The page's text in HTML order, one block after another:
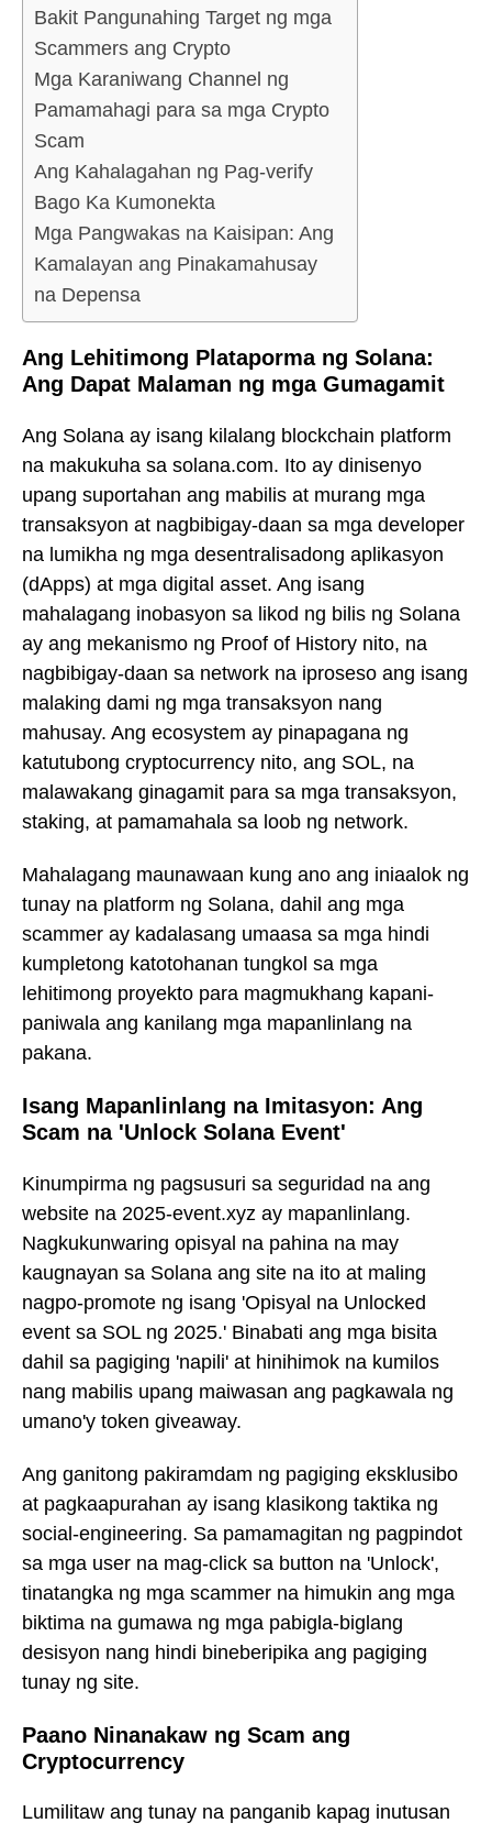
Bakit Pangunahing Target ng mga
Scammers ang Crypto
Mga Karaniwang Channel ng
Pamamahagi para sa mga Crypto
Scam
Ang Kahalagahan ng Pag-verify
Bago Ka Kumonekta
Mga Pangwakas na Kaisipan: Ang
Kamalayan ang Pinakamahusay
na Depensa
Ang Lehitimong Plataporma ng Solana:
Ang Dapat Malaman ng mga Gumagamit
Ang Solana ay isang kilalang blockchain platform
na makukuha sa solana.com. Ito ay dinisenyo
upang suportahan ang mabilis at murang mga
transaksyon at nagbibigay-daan sa mga developer
na lumikha ng mga desentralisadong aplikasyon
(dApps) at mga digital asset. Ang isang
mahalagang inobasyon sa likod ng bilis ng Solana
ay ang mekanismo ng Proof of History nito, na
nagbibigay-daan sa network na iproseso ang isang
malaking dami ng mga transaksyon nang
mahusay. Ang ecosystem ay pinapagana ng
katutubong cryptocurrency nito, ang SOL, na
malawakang ginagamit para sa mga transaksyon,
staking, at pamamahala sa loob ng network.
Mahalagang maunawaan kung ano ang iniaalok ng
tunay na platform ng Solana, dahil ang mga
scammer ay kadalasang umaasa sa mga hindi
kumpletong katotohanan tungkol sa mga
lehitimong proyekto para magmukhang kapani-
paniwala ang kanilang mga mapanlinlang na
pakana.
Isang Mapanlinlang na Imitasyon: Ang
Scam na 'Unlock Solana Event'
Kinumpirma ng pagsusuri sa seguridad na ang
website na 2025-event.xyz ay mapanlinlang.
Nagkukunwaring opisyal na pahina na may
kaugnayan sa Solana ang site na ito at maling
nagpo-promote ng isang 'Opisyal na Unlocked
event sa SOL ng 2025.' Binabati ang mga bisita
dahil sa pagiging 'napili' at hinihimok na kumilos
nang mabilis upang maiwasan ang pagkawala ng
umano'y token giveaway.
Ang ganitong pakiramdam ng pagiging eksklusibo
at pagkaapurahan ay isang klasikong taktika ng
social-engineering. Sa pamamagitan ng pagpindot
sa mga user na mag-click sa button na 'Unlock',
tinatangka ng mga scammer na himukin ang mga
biktima na gumawa ng mga pabigla-biglang
desisyon nang hindi bineberipika ang pagiging
tunay ng site.
Paano Ninanakaw ng Scam ang
Cryptocurrency
Lumilitaw ang tunay na panganib kapag inutusan